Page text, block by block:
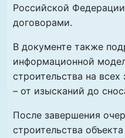
Российской
договорами.
В документе также
информационной
строительства на
– от изысканий до
После завершения
строительства